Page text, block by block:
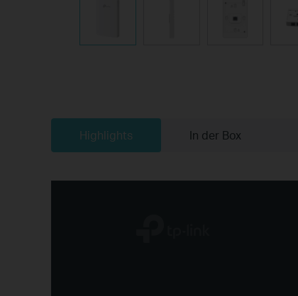
Highlights In der Box